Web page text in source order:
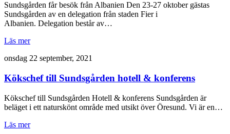
Sundsgården får besök från Albanien Den 23-27 oktober gästas
Sundsgården av en delegation från staden Fier i
Albanien. Delegation består av…
Läs mer
onsdag 22 september, 2021
Kökschef till Sundsgården hotell & konferens
Kökschef till Sundsgården Hotell & konferens Sundsgården är
beläget i ett naturskönt område med utsikt över Öresund. Vi är en…
Läs mer